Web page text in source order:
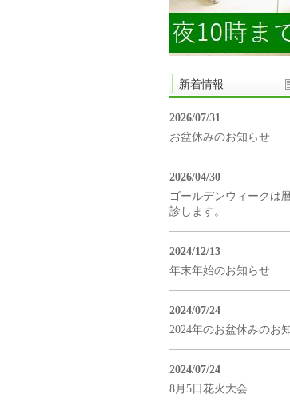
新着情報
2026/07/31
お盆休みのお知らせ
2026/04/30
ゴールデンウィークは
診します。
2024/12/13
年末年始のお知らせ
2024/07/24
2024年のお盆休みのお
2024/07/24
8月5日花火大会